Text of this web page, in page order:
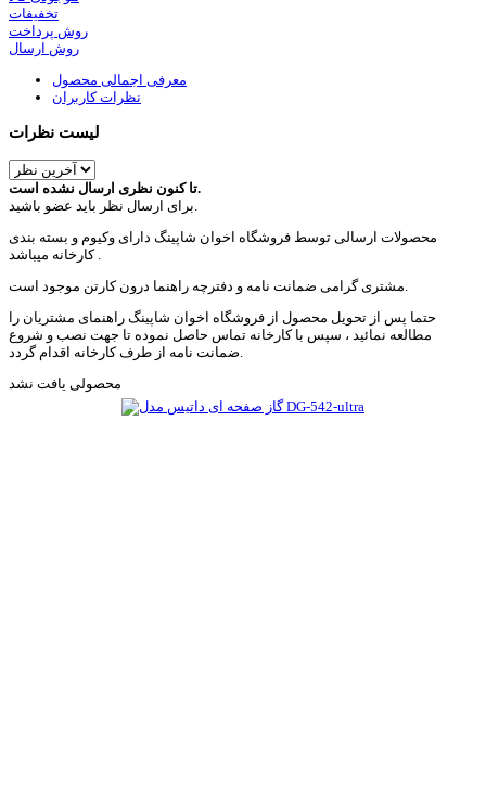
تخفیفات
روش پرداخت
روش ارسال
معرفی اجمالی محصول
نظرات کاربران
لیست نظرات
تا کنون نظری ارسال نشده است.
محصولات ارسالی توسط فروشگاه اخوان شاپینگ دارای وکیوم و بسته بندی
کارخانه میباشد .
حتما پس از تحویل محصول از فروشگاه اخوان شاپینگ راهنمای مشتریان را
مطالعه نمائید ، سپس با کارخانه تماس حاصل نموده تا جهت نصب و شروع
محصولی یافت نشد